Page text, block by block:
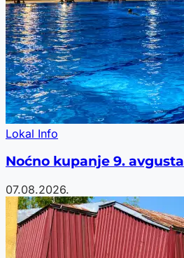
Lokal Info
Noćno kupanje 9. avgusta
07.08.2026.